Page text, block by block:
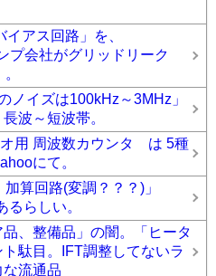
イアス回路」を、
プ会社がグリッドリーク
ノイズは100kHz～3MHz」
波～短波帯。
オ用 周波数カウンタ は 5種
にて。
算回路(変調？？？)」
るらしい。
品、整備品」の闇。「ヒータ
駄目。IFT調整してないラ
流通品